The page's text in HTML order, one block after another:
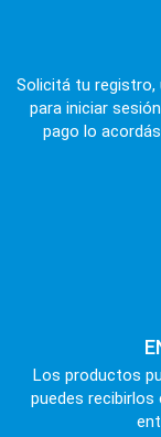
Solicitá tu registro,
para iniciar
pago lo
Los productos
puedes recibirlos